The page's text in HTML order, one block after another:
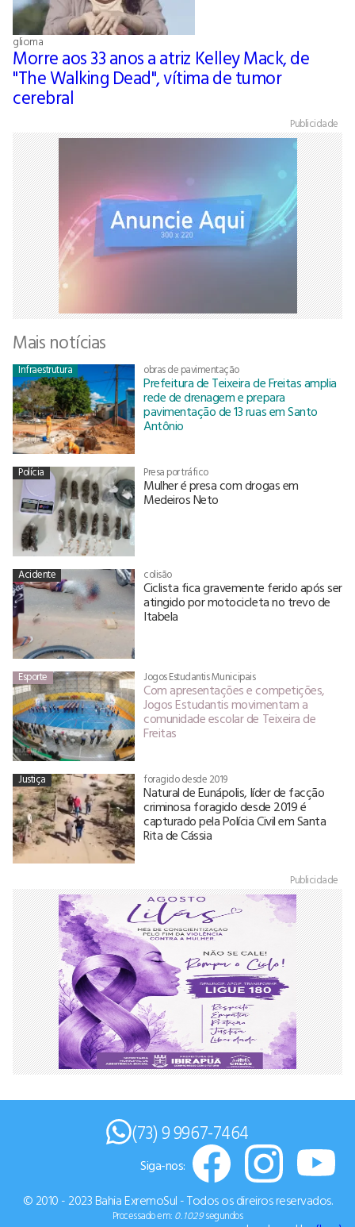
glioma
Morre aos 33 anos a atriz Kelley Mack, de
"The Walking Dead", vítima de tumor
cerebral
Publicidade
Mais notícias
Infraestrutura obras de pavimentação
Prefeitura de Teixeira de Freitas amplia
rede de drenagem e prepara
pavimentação de 13 ruas em Santo
Antônio
Polícia Presa por tráfico
Mulher é presa com drogas em
Medeiros Neto
Acidente colisão
Ciclista fica gravemente ferido após ser
atingido por motocicleta no trevo de
Itabela
Esporte Jogos Estudantis Municipais
Com apresentações e competições,
Jogos Estudantis movimentam a
comunidade escolar de Teixeira de
Freitas
Justiça foragido desde 2019
Natural de Eunápolis, líder de facção
criminosa foragido desde 2019 é
capturado pela Polícia Civil em Santa
Rita de Cássia
Publicidade
(73) 9 9967-7464
© 2010 - 2023 Bahia ExremoSul - Todos os direiros reservados.
Processado em: 0.1029segundos
Siga-nos: